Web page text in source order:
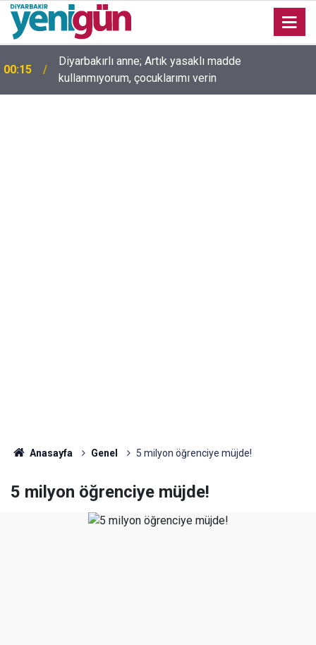
00:15
Diyarbakırlı anne; Artık yasaklı madde
kullanmıyorum, çocuklarımı verin
00:05 Mesut Çokur yazdı; Gelecek Yolda mı Kaldı?
Anasayfa Genel 5 milyon öğrenciye müjde!
5 milyon öğrenciye müjde!